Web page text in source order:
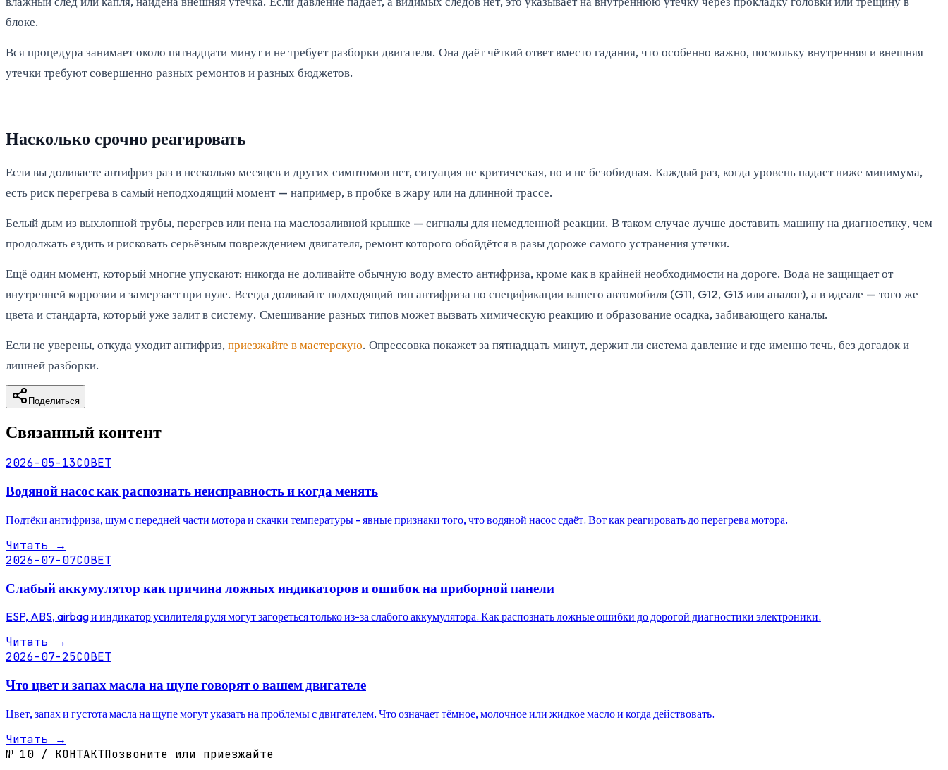
блоке.
Вся процедура занимает около пятнадцати минут и не требует разборки двигателя. Она даёт чёткий ответ вместо гадания, что особенно важно, поскольку внутренняя и внешняя
утечки требуют совершенно разных ремонтов и разных бюджетов.
Насколько срочно реагировать
Если вы доливаете антифриз раз в несколько месяцев и других симптомов нет, ситуация не критическая, но и не безобидная. Каждый раз, когда уровень падает ниже минимума,
есть риск перегрева в самый неподходящий момент — например, в пробке в жару или на длинной трассе.
Белый дым из выхлопной трубы, перегрев или пена на маслозаливной крышке — сигналы для немедленной реакции. В таком случае лучше доставить машину на диагностику, чем
продолжать ездить и рисковать серьёзным повреждением двигателя, ремонт которого обойдётся в разы дороже самого устранения утечки.
Ещё один момент, который многие упускают: никогда не доливайте обычную воду вместо антифриза, кроме как в крайней необходимости на дороге. Вода не защищает от
внутренней коррозии и замерзает при нуле. Всегда доливайте подходящий тип антифриза по спецификации вашего автомобиля (G11, G12, G13 или аналог), а в идеале — того же
цвета и стандарта, который уже залит в систему. Смешивание разных типов может вызвать химическую реакцию и образование осадка, забивающего каналы.
Если не уверены, откуда уходит антифриз, приезжайте в мастерскую. Опрессовка покажет за пятнадцать минут, держит ли система давление и где именно течь, без догадок и
лишней разборки.
Поделиться
Связанный контент
2026-05-13СОВЕТ
Водяной насос как распознать неисправность и когда менять
Подтёки антифриза, шум с передней части мотора и скачки температуры - явные признаки того, что водяной насос сдаёт. Вот как реагировать до перегрева мотора.
Читать →
2026-07-07СОВЕТ
Слабый аккумулятор как причина ложных индикаторов и ошибок на приборной панели
ESP, ABS, airbag и индикатор усилителя руля могут загореться только из-за слабого аккумулятора. Как распознать ложные ошибки до дорогой диагностики электроники.
Читать →
2026-07-25СОВЕТ
Что цвет и запах масла на щупе говорят о вашем двигателе
Цвет, запах и густота масла на щупе могут указать на проблемы с двигателем. Что означает тёмное, молочное или жидкое масло и когда действовать.
Читать →
№ 10 / КОНТАКТПозвоните или приезжайте